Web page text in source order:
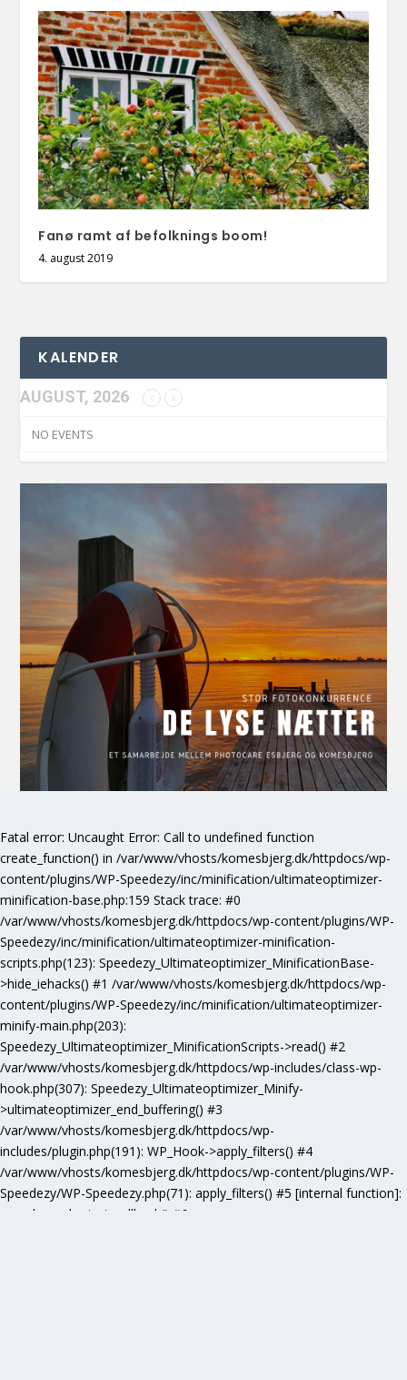
Fanø ramt af befolknings boom!
4. august 2019
KALENDER
AUGUST, 2026
NO EVENTS
Fatal error: Uncaught Error: Call to undefined function
create_function() in /var/www/vhosts/komesbjerg.dk/httpdocs/wp-
content/plugins/WP-Speedezy/inc/minification/ultimateoptimizer-
minification-base.php:159 Stack trace: #0
/var/www/vhosts/komesbjerg.dk/httpdocs/wp-content/plugins/WP-
Speedezy/inc/minification/ultimateoptimizer-minification-
scripts.php(123): Speedezy_Ultimateoptimizer_MinificationBase-
>hide_iehacks() #1 /var/www/vhosts/komesbjerg.dk/httpdocs/wp-
content/plugins/WP-Speedezy/inc/minification/ultimateoptimizer-
minify-main.php(203):
Speedezy_Ultimateoptimizer_MinificationScripts->read() #2
/var/www/vhosts/komesbjerg.dk/httpdocs/wp-includes/class-wp-
hook.php(307): Speedezy_Ultimateoptimizer_Minify-
>ultimateoptimizer_end_buffering() #3
/var/www/vhosts/komesbjerg.dk/httpdocs/wp-
includes/plugin.php(191): WP_Hook->apply_filters() #4
/var/www/vhosts/komesbjerg.dk/httpdocs/wp-content/plugins/WP-
Speedezy/WP-Speedezy.php(71): apply_filters() #5 [internal function]:
speedezy_ob_start_callback() #6